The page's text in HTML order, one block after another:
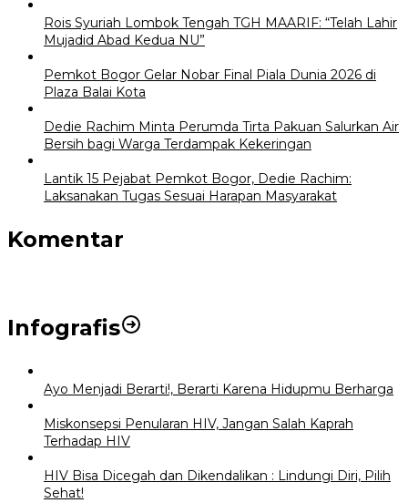
Rois Syuriah Lombok Tengah TGH MAARIF: “Telah Lahir
Mujadid Abad Kedua NU”
Pemkot Bogor Gelar Nobar Final Piala Dunia 2026 di
Plaza Balai Kota
Dedie Rachim Minta Perumda Tirta Pakuan Salurkan Air
Bersih bagi Warga Terdampak Kekeringan
Lantik 15 Pejabat Pemkot Bogor, Dedie Rachim:
Laksanakan Tugas Sesuai Harapan Masyarakat
Komentar
Infografis
Ayo Menjadi Berarti!, Berarti Karena Hidupmu Berharga
Miskonsepsi Penularan HIV, Jangan Salah Kaprah
Terhadap HIV
HIV Bisa Dicegah dan Dikendalikan : Lindungi Diri, Pilih
Sehat!